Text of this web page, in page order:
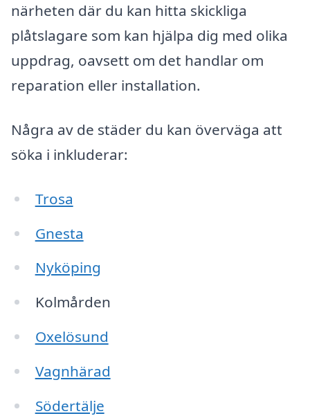
närheten där du kan hitta skickliga
plåtslagare som kan hjälpa dig med olika
uppdrag, oavsett om det handlar om
reparation eller installation.
Några av de städer du kan överväga att
söka i inkluderar:
Trosa
Gnesta
Nyköping
Kolmården
Oxelösund
Vagnhärad
Södertälje